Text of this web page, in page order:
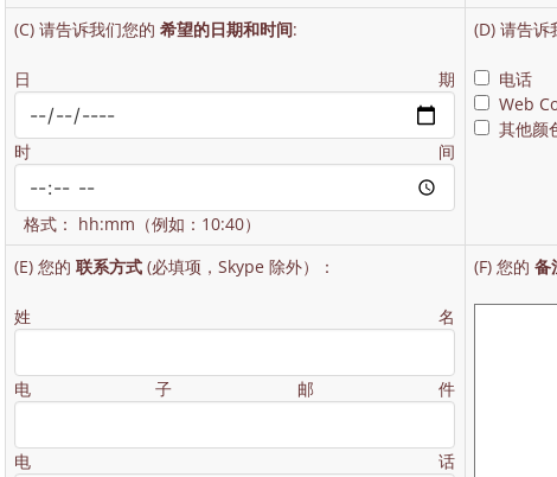
(C) 请告诉我们您的 希望的日期和时间:
日期
时间
格式： hh:mm（例如：10:40）
(D) 请告诉
电话
Web
其他颜
(E) 您的 联系方式(必填项，Skype 除外）：
姓名
电子邮件
电话
(F) 您的 备